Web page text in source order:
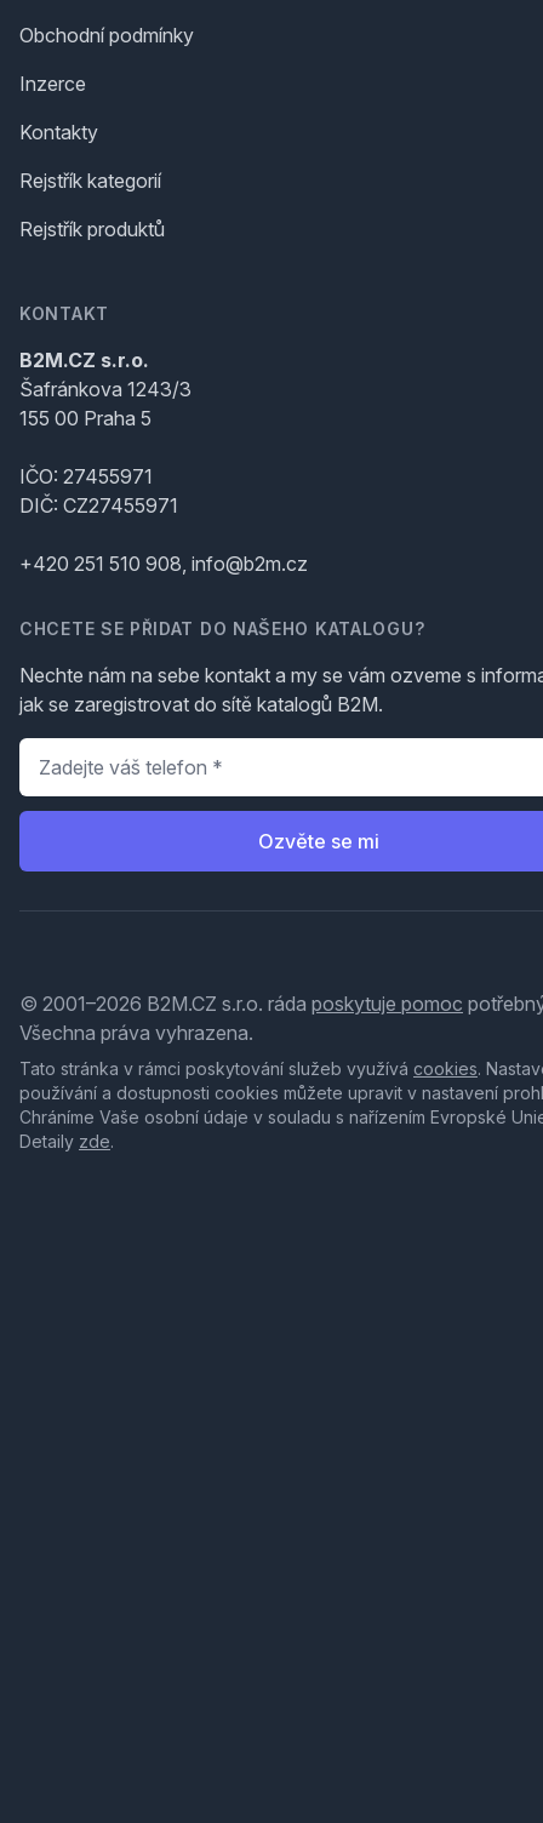
Obchodní podmínky
Inzerce
Kontakty
Rejstřík kategorií
Rejstřík produktů
KONTAKT
B2M.CZ s.r.o.
Šafránkova 1243/3
155 00 Praha 5
IČO: 27455971
DIČ: CZ27455971
+420 251 510 908, info@b2m.cz
CHCETE SE PŘIDAT DO NAŠEHO KATALOGU?
Nechte nám na sebe kontakt a my se vám ozveme s
jak se zaregistrovat do sítě katalogů B2M.
Telefon
Ozvěte se mi
© 2001–2026 B2M.CZ s.r.o. ráda poskytuje pomoc
Všechna práva vyhrazena.
Tato stránka v rámci poskytování služeb využívá cookies.
používání a dostupnosti cookies můžete upravit v nastavení
Chráníme Vaše osobní údaje v souladu s nařízením Evropské
Detaily zde.